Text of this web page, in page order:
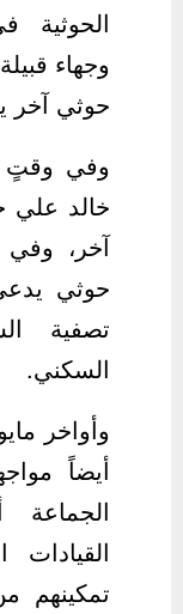
وجهاء
حوثي آخر
وفي وقتٍ
خالد علي
آخر،
حوثي
تصفية
السكني.
وأواخر
أيضاً
تمكينهم